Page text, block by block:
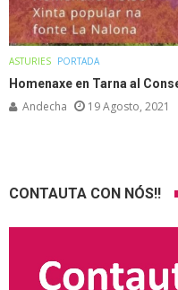
ASTURIES PORTADA
Homenaxe en Tarna al
Andecha 19 Agosto, 2021
CONTAUTA CON NÓS!!